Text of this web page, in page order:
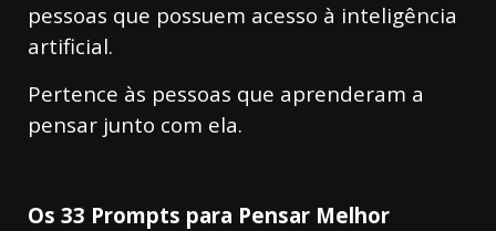
pessoas que possuem acesso à inteligência
artificial.
Pertence às pessoas que aprenderam a
pensar junto com ela.
Os 33 Prompts para Pensar Melhor